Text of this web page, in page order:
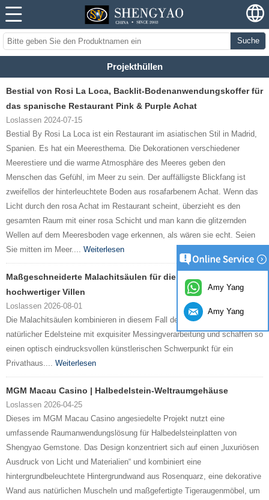
Suche
Projekthüllen
Bestial von Rosi La Loca, Backlit-Bodenanwendungskoffer für
das spanische Restaurant Pink & Purple Achat
Loslassen 2024-07-15
Bestial By Rosi La Loca ist ein Restaurant im asiatischen Stil in Madrid,
Spanien. Es hat ein Meeresthema. Die Dekorationen verschiedener
Meerestiere und die warme Atmosphäre des Meeres geben den
Menschen das Gefühl, im Meer zu sein. Der auffälligste Blickfang ist
zweifellos der hinterleuchtete Boden aus rosafarbenem Achat. Wenn das
Licht durch den rosa Achat im Restaurant scheint, überzieht es den
gesamten Raum mit einer rosa Schicht und man kann die glitzernden
Wellen auf dem Meeresboden vage erkennen, als wären sie echt. Seien
Sie mitten im Meer.... Weiterlesen
Maßgeschneiderte Malachitsäulen für die Inneneinrichtung
hochwertiger Villen
Loslassen 2026-08-01
Die Malachitsäulen kombinieren in diesem Fall den einzigartigen Charme
natürlicher Edelsteine ​​mit exquisiter Messingverarbeitung und schaffen so
einen optisch eindrucksvollen künstlerischen Schwerpunkt für ein
Privathaus.... Weiterlesen
MGM Macau Casino | Halbedelstein-Weltraumgehäuse
Loslassen 2026-04-25
Dieses im MGM Macau Casino angesiedelte Projekt nutzt eine
umfassende Raumanwendungslösung für Halbedelsteinplatten von
Shengyao Gemstone. Das Design konzentriert sich auf einen „luxuriösen
Ausdruck von Licht und Materialien“ und kombiniert eine
hintergrundbeleuchtete Hintergrundwand aus Rosenquarz, eine dekorative
Wand aus natürlichen Muscheln und maßgefertigte Tigeraugenmöbel, um
Amy Yang
Amy Yang